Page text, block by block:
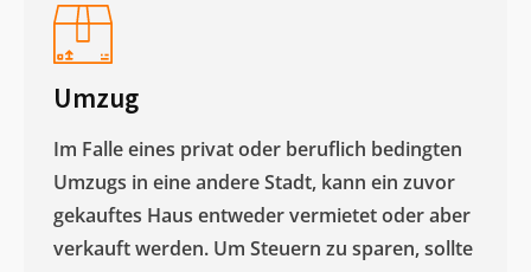
Umzug
Im Falle eines privat oder beruflich bedingten
Umzugs in eine andere Stadt, kann ein zuvor
gekauftes Haus entweder vermietet oder aber
verkauft werden. Um Steuern zu sparen, sollte